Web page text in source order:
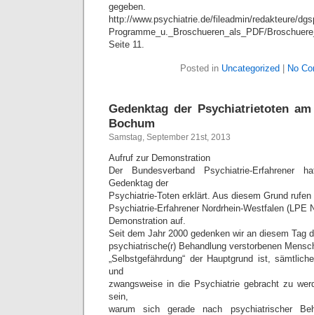
gegeben.
http://www.psychiatrie.de/fileadmin/redakteure/
Programme_u._Broschueren_als_PDF/
Seite 11.
Posted in Uncategorized No
Gedenktag der Psychiatrietoten
Bochum
Samstag, September 21st, 2013
Aufruf zur Demonstration
Der Bundesverband Psychiatrie-
Gedenktag der
Psychiatrie-Toten erklärt. Aus diesem Grund
Psychiatrie-Erfahrener Nordrhein-Westfalen (LPE
Demonstration auf.
Seit dem Jahr 2000 gedenken wir an diesem Tag
psychiatrische(r) Behandlung verstorbenen
„Selbstgefährdung“ der Hauptgrund ist,
und
zwangsweise in die Psychiatrie gebracht zu
sein,
warum sich gerade nach psychiatrischer